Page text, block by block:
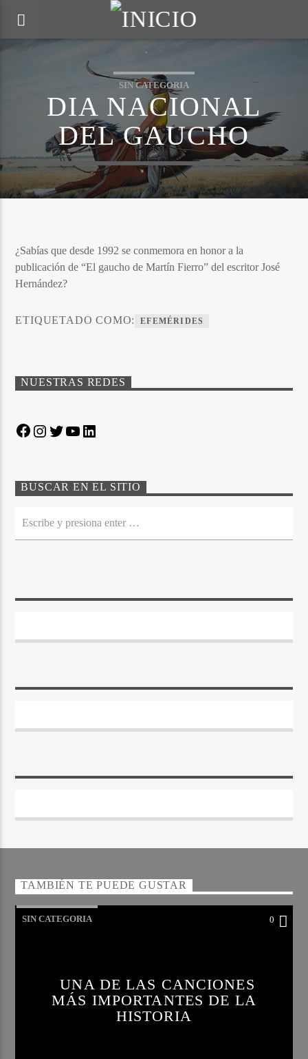
SIN CATEGORIA
DIA NACIONAL
DEL GAUCHO
¿Sabías que desde 1992 se conmemora en honor a la
publicación de “El gaucho de Martín Fierro” del escritor José
Hernández?
ETIQUETADO COMO: EFEMÉRIDES
NUESTRAS REDES
FacebookInstagram
TwitterYouTube
BUSCAR EN EL SITIO
TAMBIÉN TE PUEDE GUSTAR
SIN CATEGORIA 0
UNA DE LAS CANCIONES
MÁS IMPORTANTES DE LA
HISTORIA